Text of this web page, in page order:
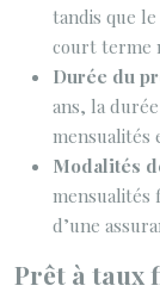
tandis que
court terme
Durée du
ans, la
mensualités
Modalités
mensualités
d’une
Prêt à taux